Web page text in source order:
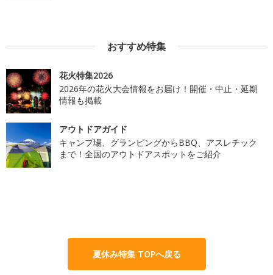
おすすめ特集
花火特集2026
2026年の花火大会情報をお届け！開催・中止・延期
情報も掲載
アウトドアガイド
キャンプ場、グランピングからBBQ、アスレチック
まで！全国のアウトドアスポットをご紹介
夏休み特集 TOPへ戻る